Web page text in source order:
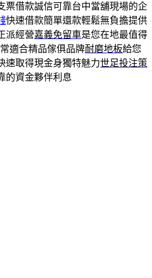
票借款誠信可靠台中當舖現場的企
快速借款簡單還款輕鬆無負擔提供
派經營嘉義免留車是您在地最值得
適合精品傢俱品牌耐磨地板給您
速取得現金身獨特魅力世足投注策
的資金夥伴利息